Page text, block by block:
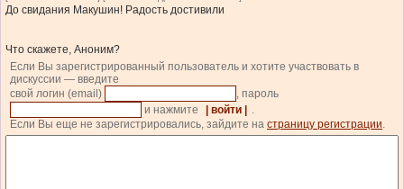
До свидания Макушин! Радость достивили
Что скажете, Аноним?
Если Вы зарегистрированный пользователь и хотите участвовать в
дискуссии — введите
свой логин (email)
, пароль
и нажмите
| войти |
.
Если Вы еще не зарегистрировались, зайдите на страницу регистрации.